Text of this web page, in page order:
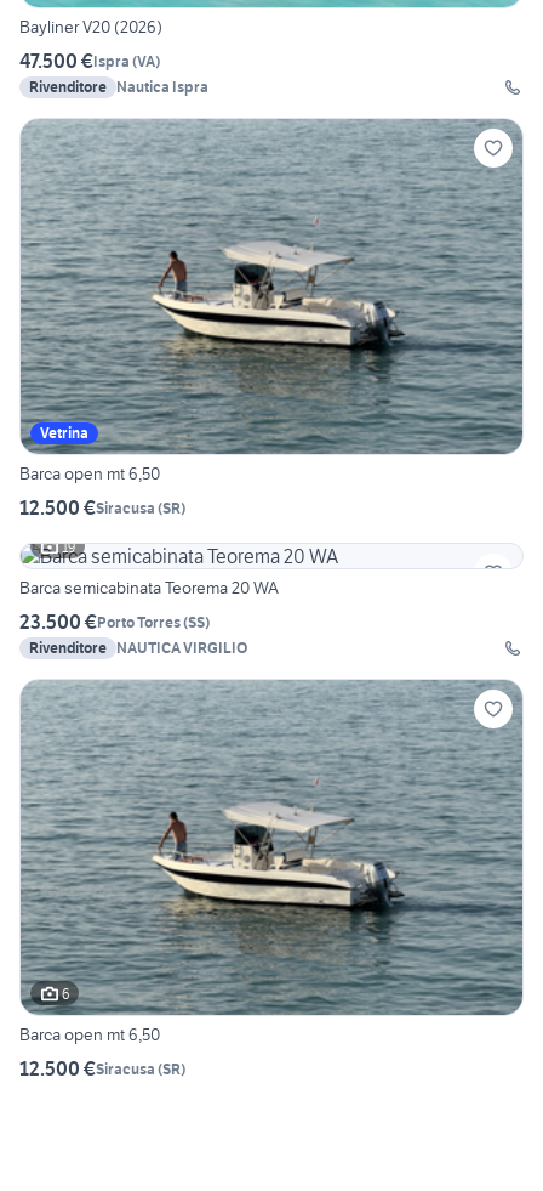
Bayliner V20 (2026)
47.500 €Ispra (VA)
Rivenditore Nautica Ispra
Vetrina
Barca open mt 6,50
12.500 €Siracusa (SR)
19
Barca semicabinata Teorema 20 WA
23.500 €Porto Torres(SS)
Rivenditore NAUTICA VIRGILIO
6
Barca open mt 6,50
12.500 €Siracusa (SR)